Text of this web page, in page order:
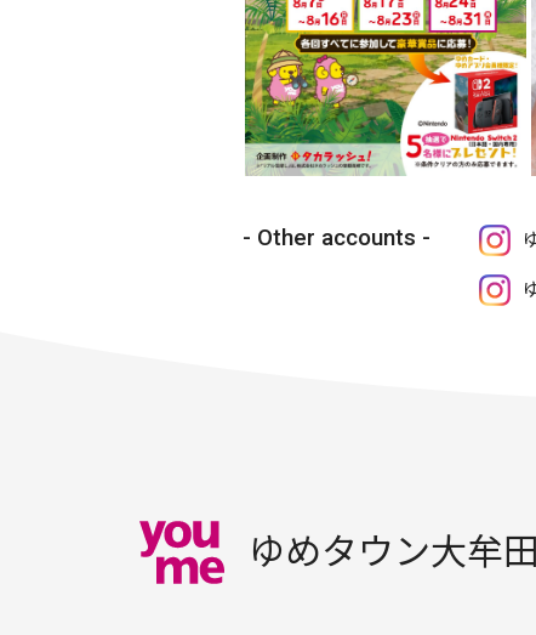
Other accounts
ゆめタウン大牟田